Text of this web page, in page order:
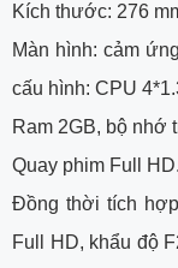
Kích thước: 276
Màn hình: cảm
cấu hình: CPU
Ram 2GB, bộ nhớ
Quay phim Full HD.
Đồng thời tích
Full HD, khẩu độ